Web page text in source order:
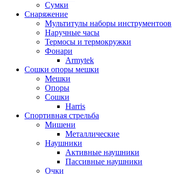
Сумки
Снаряжение
Мультитулы наборы инструментоов
Наручные часы
Термосы и термокружки
Фонари
Armytek
Сошки опоры мешки
Мешки
Опоры
Сошки
Harris
Спортивная стрельба
Мишени
Металлические
Наушники
Активные наушники
Пассивные наушники
Очки